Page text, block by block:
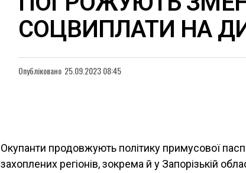
СОЦВИПЛАТИ НА
Опубліковано 25.09.2023 08:45
Окупанти продовжують політику примусової
захоплених регіонів, зокрема й у Запорізькій